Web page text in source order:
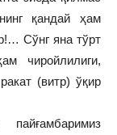
қандай ҳам
Сўнг яна тўрт
чиройлилиги,
(витр) ўқир